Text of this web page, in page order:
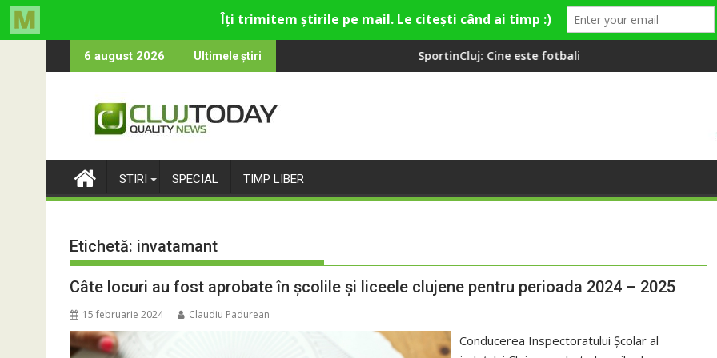
to
6 august 2026 Ultimele știri
și de divertisment din Cluj-Napoca
o întrebare SportinCluj: Cine este fotbalistul cu două diplome care a învățat româna la 2 ani
Compania de Apă Someș,
STIRI SPECIAL TIMP LIBER
Etichetă: invatamant
Câte locuri au fost aprobate în școlile și liceele clujene pentru perioada 2024 – 2025
15 februarie 2024 Claudiu Padurean
Conducerea Inspectoratului Școlar al